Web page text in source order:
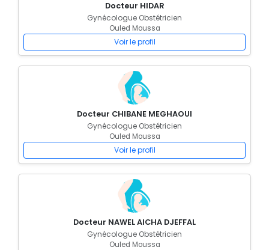
Docteur HIDAR
Gynécologue Obstétricien
Ouled Moussa
Voir le profil
Docteur CHIBANE MEGHAOUI
Gynécologue Obstétricien
Ouled Moussa
Voir le profil
Docteur NAWEL AICHA DJEFFAL
Gynécologue Obstétricien
Ouled Moussa